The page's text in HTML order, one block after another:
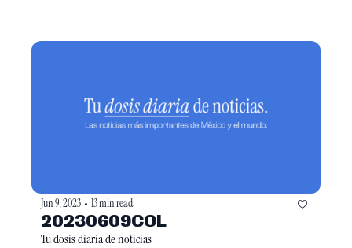
Jun 9, 2023 • 13 min read
20230609COL
Tu dosis diaria de noticias